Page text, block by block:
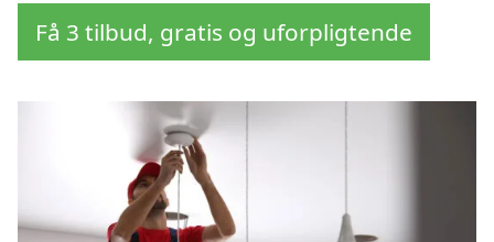
Få 3 tilbud, gratis og uforpligtende